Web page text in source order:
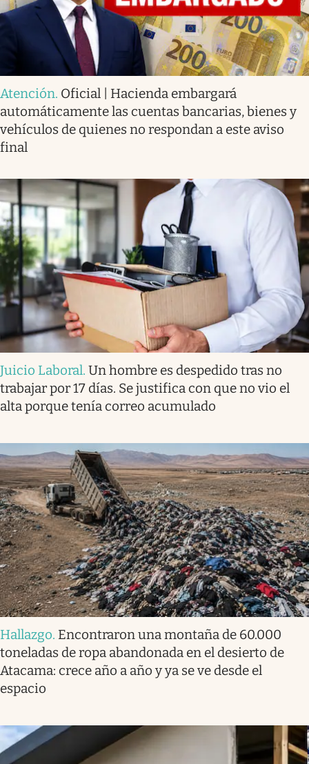
Atención. Oficial | Hacienda embargará
automáticamente las cuentas bancarias, bienes y
vehículos de quienes no respondan a este aviso
final
Juicio Laboral. Un hombre es despedido tras no
trabajar por 17 días. Se justifica con que no vio el
alta porque tenía correo acumulado
Hallazgo. Encontraron una montaña de 60.000
toneladas de ropa abandonada en el desierto de
Atacama: crece año a año y ya se ve desde el
espacio